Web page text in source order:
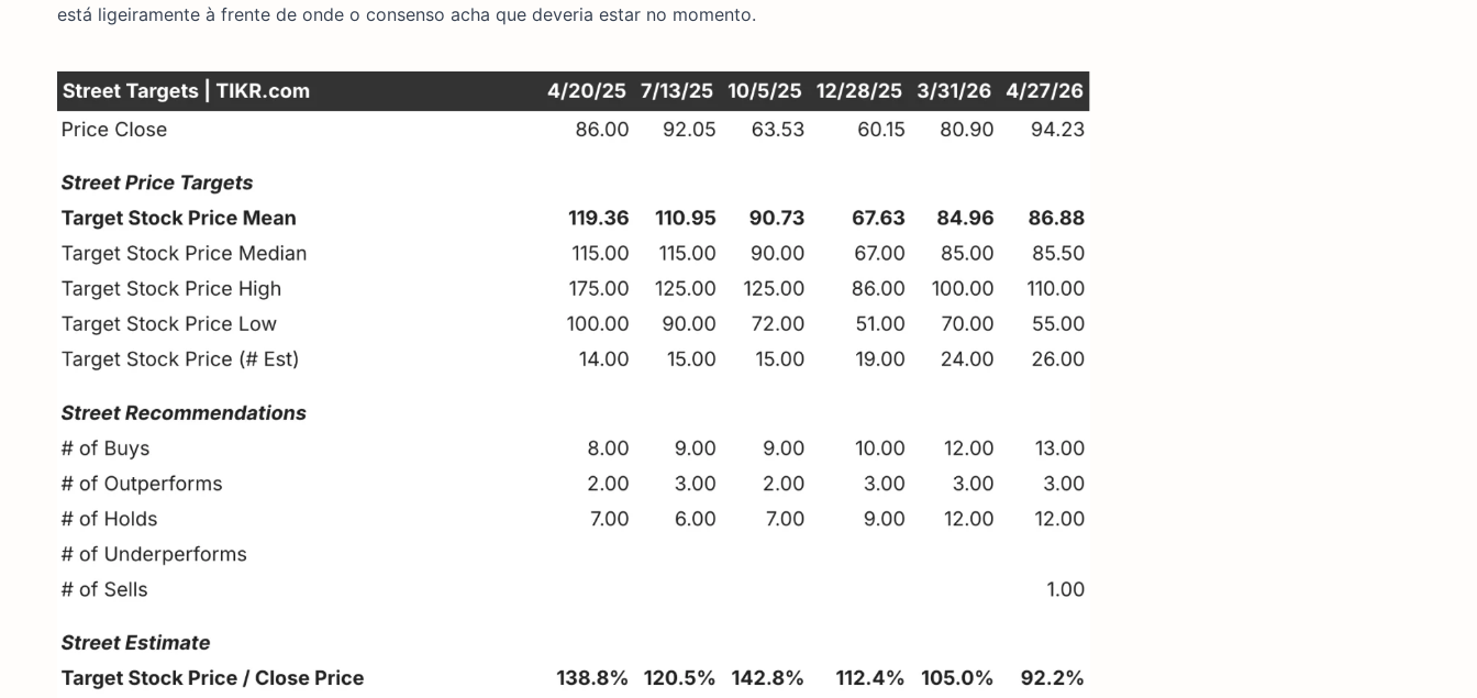
está ligeiramente à frente de onde o consenso acha que deveria estar no momento.